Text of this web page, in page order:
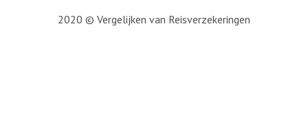
2020 © Vergelijken van Reisverzekeringen